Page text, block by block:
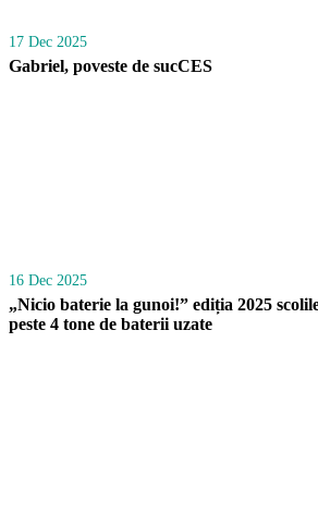
17 Dec 2025
Gabriel, poveste de sucCES
16 Dec 2025
„Nicio baterie la gunoi!” ediția 2025
peste 4 tone de baterii uzate